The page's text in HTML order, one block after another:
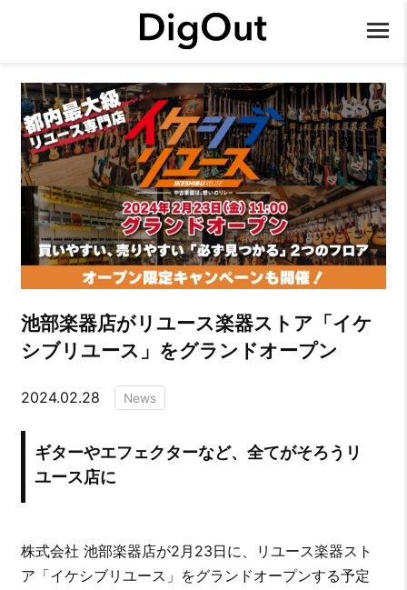
池部楽器店がリユース楽器ストア「イケ
シブリユース」をグランドオープン
2024.02.28 News
ギターやエフェクターなど、全てがそろうリ
ユース店に
株式会社 池部楽器店が2月23日に、リユース楽器スト
ア「イケシブリユース」をグランドオープンする予定